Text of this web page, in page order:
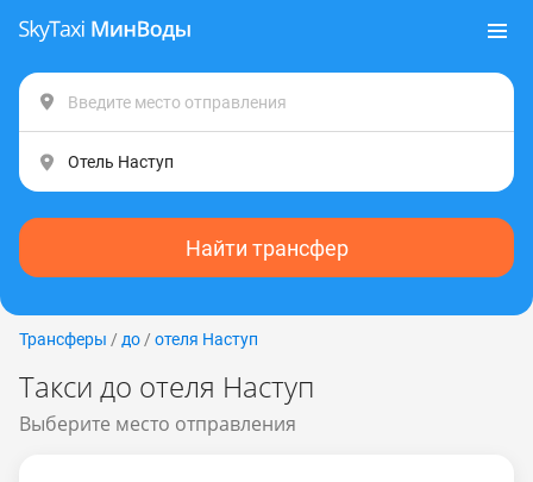
Найти трансфер
Трансферы / до / отеля Наступ
Такси до отеля Наступ
Выберите место отправления